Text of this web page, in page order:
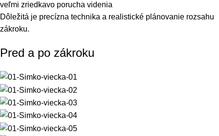
veľmi zriedkavo porucha videnia
Dôležitá je precízna technika a realistické plánovanie rozsahu
zákroku.
Pred a po zákroku